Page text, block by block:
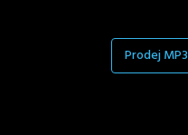
Prodej MP3